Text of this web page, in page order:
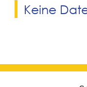
Keine